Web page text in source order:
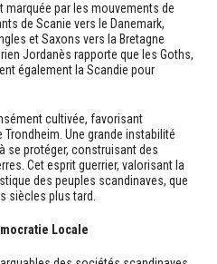
marquée par les mouvements de
de Scanie vers le Danemark,
et Saxons vers la Bretagne
Jordanès rapporte que les Goths,
également la Scandie pour
cultivée, favorisant
Une grande instabilité
se protéger, construisant des
Cet esprit guerrier, valorisant la
des peuples scandinaves, que
siècles plus tard.
Locale